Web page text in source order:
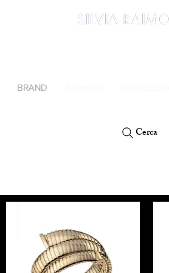
BRAND
Cerca